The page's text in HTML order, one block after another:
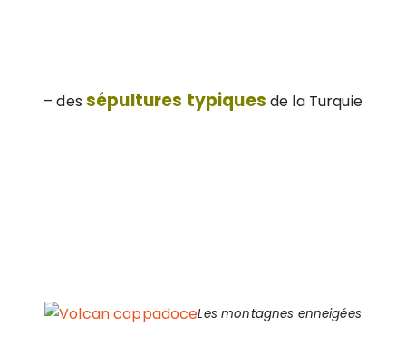
– des sépultures typiques de la Turquie
Les montagnes enneigées